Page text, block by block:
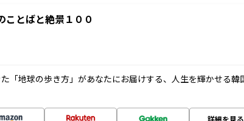
ことばと絶景１００
「地球の歩き方」があなたにお届けする、人生を輝かせる韓
詳細を見る